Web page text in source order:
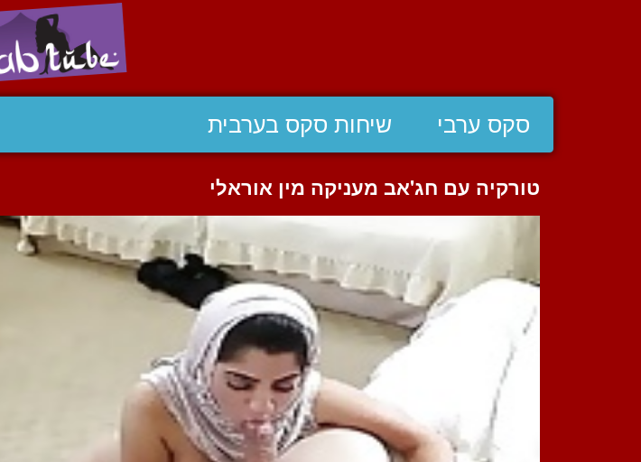
סקס ערבי שיחות סקס בערבית
טורקיה עם חג'אב מעניקה מין אוראלי